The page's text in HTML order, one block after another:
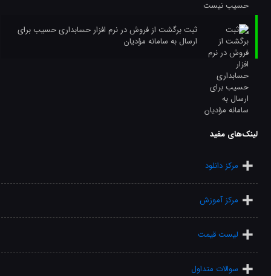
ثبت برگشت از فروش در نرم افزار حسابداری حسیب برای
ارسال به سامانه مؤدیان
لینک‌های مفید
مرکز دانلود
مرکز آموزش
لیست قیمت
سوالات متداول